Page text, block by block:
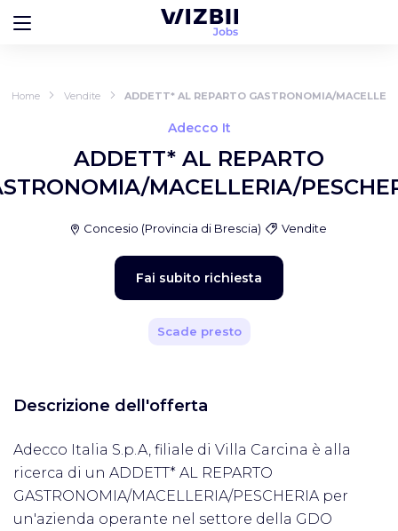
Home Vendite ADDETT* AL REPARTO GASTRONOMIA/
Adecco It
ADDETT* AL REPARTO
MACELLERIA/
Concesio (Provincia di Brescia) Vendite
Fai subito richiesta
Scade presto
Descrizione dell'offerta
Adecco Italia S.p.A, filiale di Villa Carcina è alla
ricerca di un ADDETT* AL REPARTO
GASTRONOMIA/MACELLERIA/PESCHERIA per
un'azienda operante nel settore della GDO